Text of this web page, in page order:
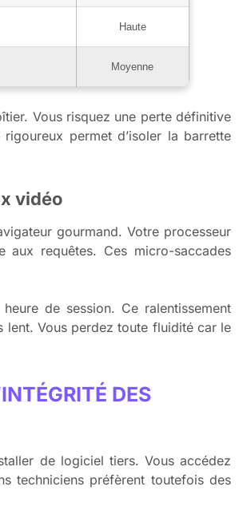
Haute
Moyenne
Vous risquez une perte définitive
permet d’isoler la barrette
vidéo
gourmand. Votre processeur
aux requêtes. Ces micro-saccades
de session. Ce ralentissement
lent. Vous perdez toute fluidité car le
DES
de logiciel tiers. Vous accédez
techniciens préfèrent toutefois des